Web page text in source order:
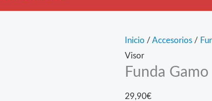
Inicio / Accesorios /
Visor
Funda
29,90€